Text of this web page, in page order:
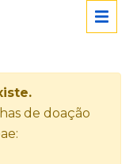
de doação